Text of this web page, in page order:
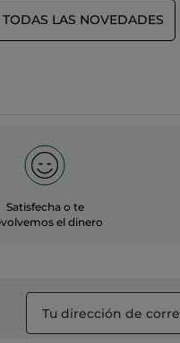
TODAS LAS NOVEDADES
Satisfecha o te
el dinero